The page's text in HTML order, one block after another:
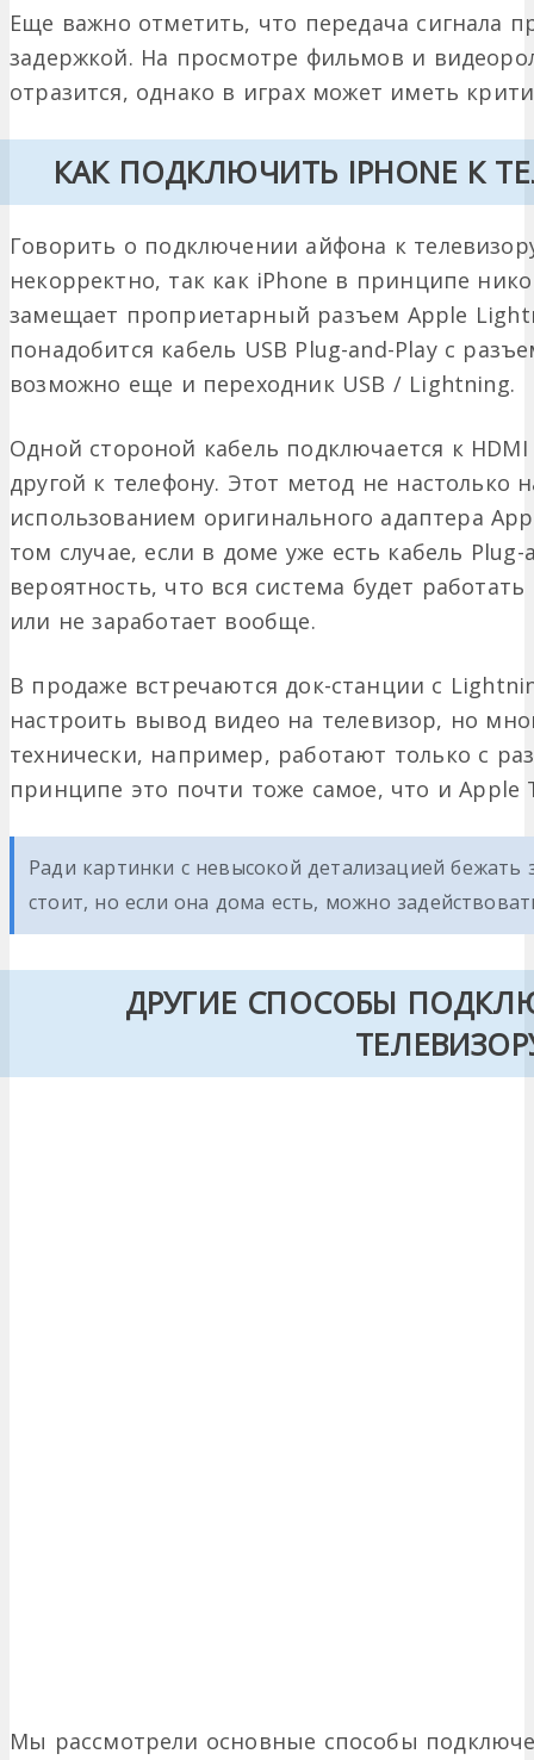
Еще важно отметить, что передача сигнала
задержкой. На просмотре фильмов и
отразится, однако в играх может иметь
КАК ПОДКЛЮЧИТЬ IPHONE К
Говорить о подключении айфона к
некорректно, так как iPhone в принципе
замещает проприетарный разъем Apple
понадобится кабель USB Plug-and-Play с
возможно еще и переходник USB / Lightning.
Одной стороной кабель подключается к
другой к телефону. Этот метод не
использованием оригинального адаптера
том случае, если в доме уже есть кабель Plug-
вероятность, что вся система будет
или не заработает вообще.
В продаже встречаются док-станции с
настроить вывод видео на телевизор, но
технически, например, работают только с
принципе это почти тоже самое, что и Apple
Ради картинки с невысокой детализацией бежать
стоит, но если она дома есть, можно
ДРУГИЕ СПОСОБЫ
Мы рассмотрели основные способы